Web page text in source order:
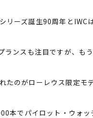
リーズ誕生90周年とIWC
ランスも注目ですが、も
たのがローレウス限定モデ
本でパイロット・ウォッ